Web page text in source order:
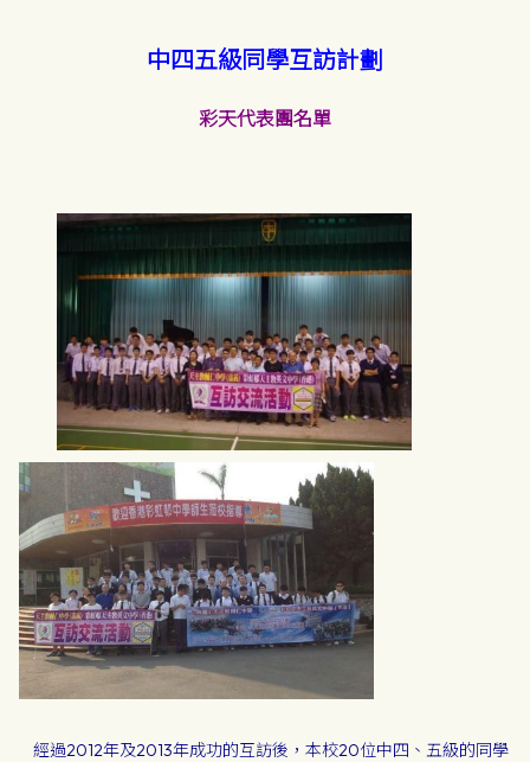
中四五級同學互訪計劃
彩天代表團名單
經過2012年及2013年成功的互訪後，本校20位中四、五級的同學